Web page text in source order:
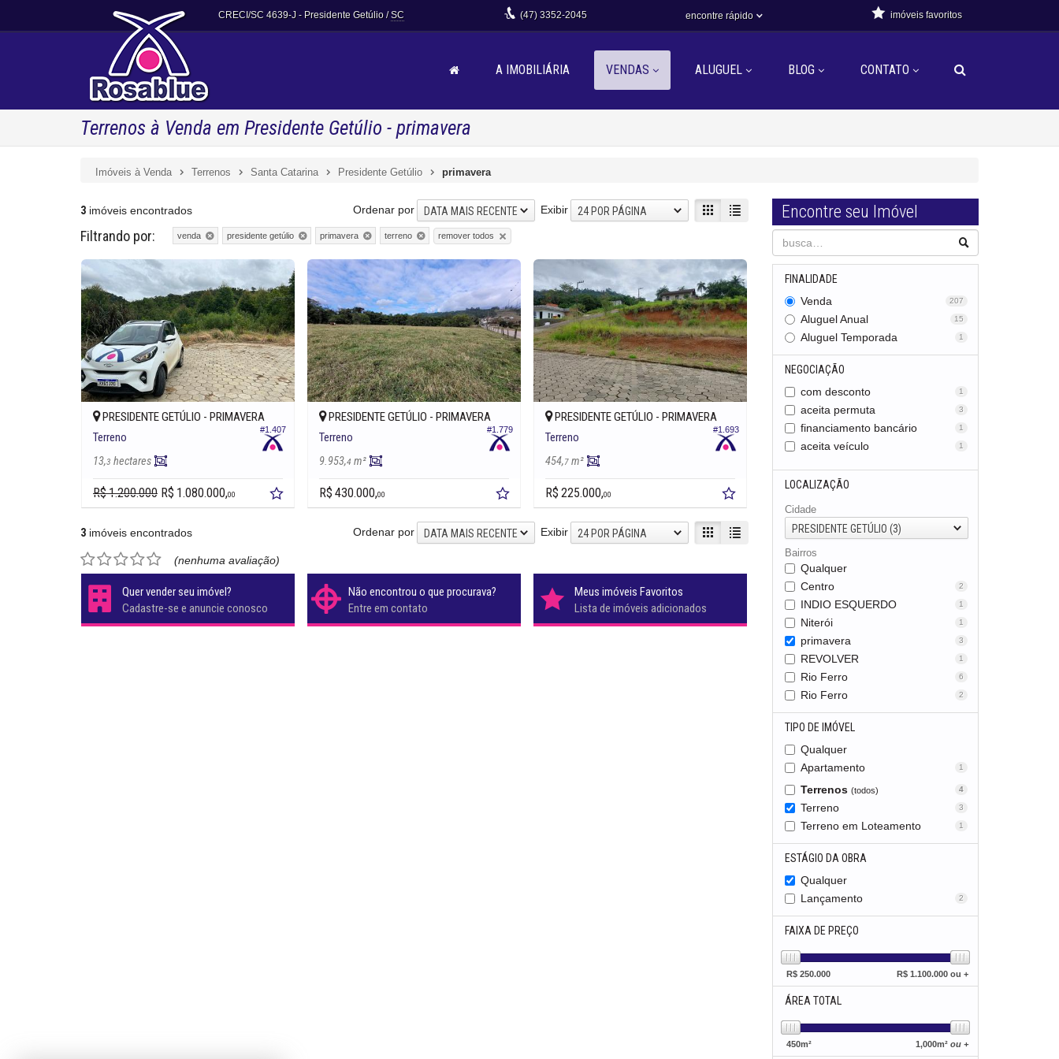
CRECI/SC 4639-J - Presidente Getúlio /SC (47) 3352-2045 encontre rápido imóveis favoritos
A IMOBILIÁRIA VENDAS ALUGUEL BLOG CONTATO
Terrenos à Venda em Presidente Getúlio - primavera
Imóveis à Venda Terrenos Santa Catarina Presidente Getúlio primavera
3 imóveis encontrados Exibir 24 POR PÁGINA
Ordenar por DATA MAIS RECENTE
Filtrando por: venda presidente getúlio primavera terreno remover todos
#1.407
PRESIDENTE GETÚLIO - PRIMAVERA
Terreno
13,3 hectares
R$ 1.200.000 R$ 1.080.000,00
#1.779
PRESIDENTE GETÚLIO -PRIMAVERA
Terreno
9.953,4 m²
R$ 430.000,00
#1.693
PRESIDENTE GETÚLIO -PRIMAVERA
Terreno
454,7 m²
R$ 225.000,00
3 imóveis encontrados Exibir 24 POR PÁGINA
Ordenar por DATA MAIS RECENTE
(nenhuma avaliação)
Quer vender seu imóvel?
Cadastre-se e anuncie conosco
Não encontrou o que procurava?
Entre em contato
Meus imóveis Favoritos
Lista de imóveis adicionados
Encontre seu Imóvel
FINALIDADE
Venda
207
Aluguel Anual 15
Aluguel Temporada 1
NEGOCIAÇÃO
com desconto
1
aceita permuta 3
financiamento bancário 1
aceita veículo 1
LOCALIZAÇÃO
Cidade
PRESIDENTE GETÚLIO (3)
Bairros
Qualquer
Centro
2
INDIO ESQUERDO 1
Niterói 1
primavera 3
REVOLVER 1
Rio Ferro 6
Rio Ferro 2
TIPO DE IMÓVEL
Qualquer
Apartamento
1
Terrenos (todos) 4
Terreno 3
Terreno em Loteamento 1
ESTÁGIO DA OBRA
Qualquer
Lançamento
2
FAIXA DE PREÇO
R$ 250.000 R$1.100.000 ou +
ÁREA TOTAL
450m² 1,000m²ou +